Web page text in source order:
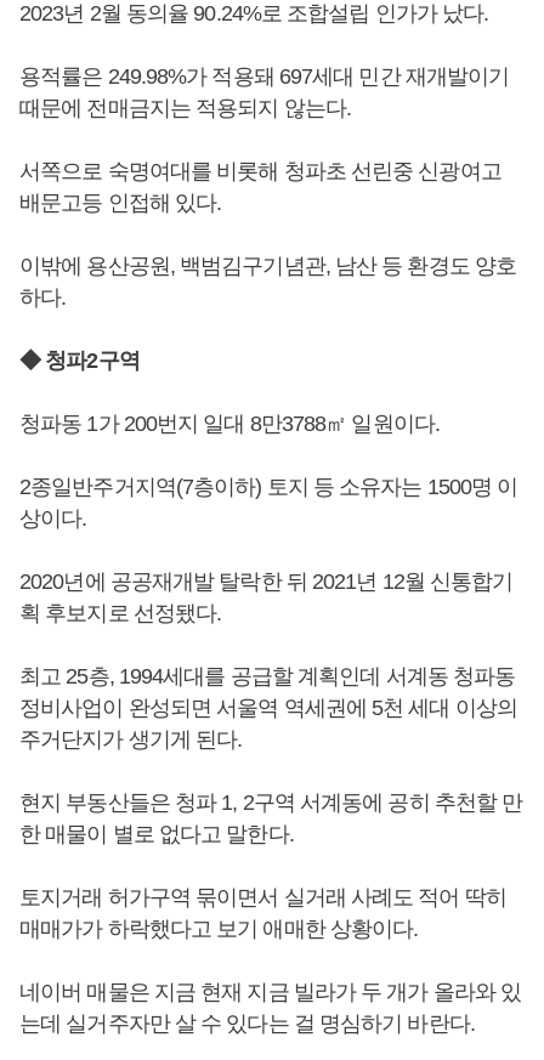
2023년 2월 동의율 90.24%로 조합설립 인가가 났다.
용적률은 249.98%가 적용돼 697세대 민간 재개발이기
때문에 전매금지는 적용되지 않는다.
서쪽으로 숙명여대를 비롯해 청파초 선린중 신광여고
배문고등 인접해 있다.
이밖에 용산공원, 백범김구기념관, 남산 등 환경도 양호
하다.
◆ 청파2구역
청파동 1가 200번지 일대 8만3788㎡ 일원이다.
2종일반주거지역(7층이하) 토지 등 소유자는 1500명 이
상이다.
2020년에 공공재개발 탈락한 뒤 2021년 12월 신통합기
획 후보지로 선정됐다.
최고 25층, 1994세대를 공급할 계획인데 서계동 청파동
정비사업이 완성되면 서울역 역세권에 5천 세대 이상의
주거단지가 생기게 된다.
현지 부동산들은 청파 1, 2구역 서계동에 공히 추천할 만
한 매물이 별로 없다고 말한다.
토지거래 허가구역 묶이면서 실거래 사례도 적어 딱히
매매가가 하락했다고 보기 애매한 상황이다.
네이버 매물은 지금 현재 지금 빌라가 두 개가 올라와 있
는데 실거주자만 살 수 있다는 걸 명심하기 바란다.